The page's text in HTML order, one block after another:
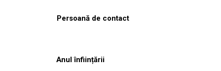
Persoană de contact
Anul înființării